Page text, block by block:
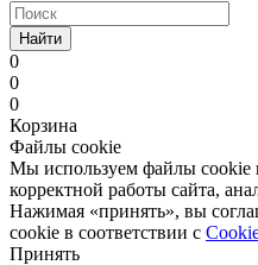
Найти
0
0
0
Корзина
Файлы cookie
Мы используем файлы cookie
корректной работы сайта,
Нажимая «принять», вы
cookie в соответствии с
Принять